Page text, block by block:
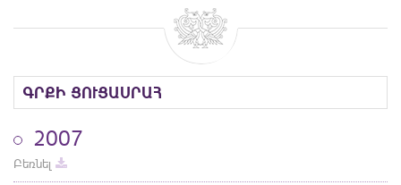
ԳՐՔԻ ՑՈՒՑԱՍՐԱՀ
2007
Բեռնել